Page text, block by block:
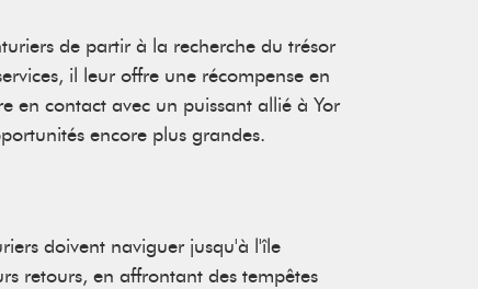
de partir à la recherche du trésor
il leur offre une récompense en
en contact avec un puissant allié à Yor
encore plus grandes.
doivent naviguer jusqu'à l'île
retours, en affrontant des tempêtes